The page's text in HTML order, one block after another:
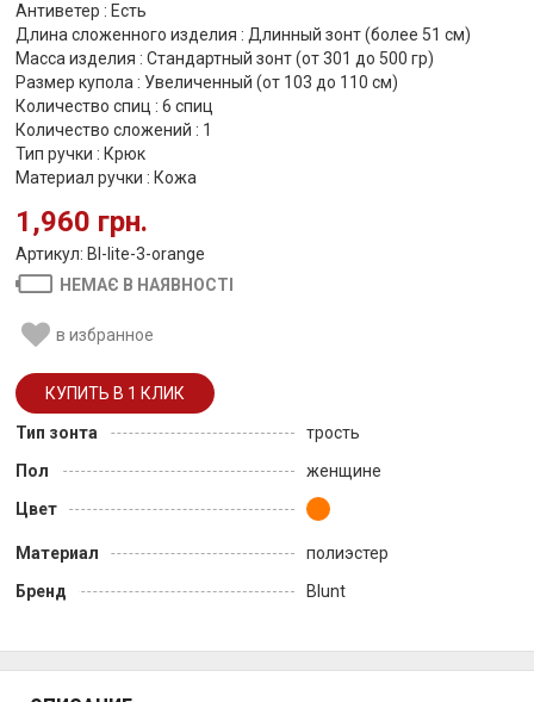
Антиветер : Есть
Длина сложенного изделия : Длинный зонт (более 51 см)
Масса изделия : Стандартный зонт (от 301 до 500 гр)
Размер купола : Увеличенный (от 103 до 110 см)
Количество спиц : 6 спиц
Количество сложений : 1
Тип ручки : Крюк
Материал ручки : Кожа
1,960 грн.
Артикул: Bl-lite-3-orange
НЕМАЄ В НАЯВНОСТІ
в избранное
Тип зонта
трость
Пол
женщине
Цвет
Материал
полиэстер
Бренд
Blunt